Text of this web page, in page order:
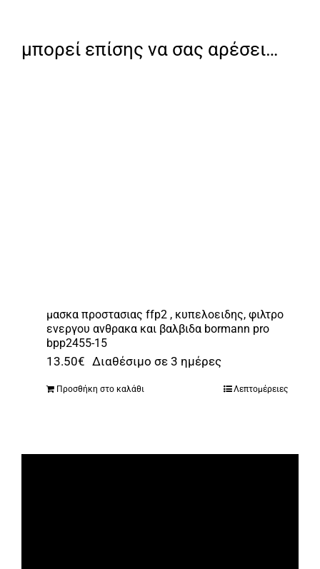
μπορεί επίσης να σας αρέσει…
μασκα προστασιας ffp2 , κυπελοειδης, φιλτρο
ενεργου ανθρακα και βαλβιδα bormann pro
bpp2455-15
13.50€ Διαθέσιμο σε 3 ημέρες
Προσθήκη στο καλάθι Λεπτομέρειες